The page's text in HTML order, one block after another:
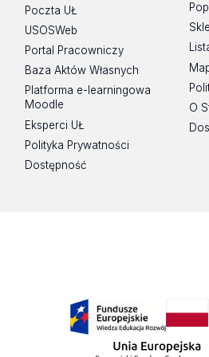
Psychologii Wydziału Nauk
Matematyki i Informatyki ds.
zagranicą.
Poczta UŁ
USOSWeb
Portal Pracowniczy
Baza Aktów Własnych
Platforma e-learningowa
Moodle
Eksperci UŁ
Polityka Prywatności
Dostępność
O